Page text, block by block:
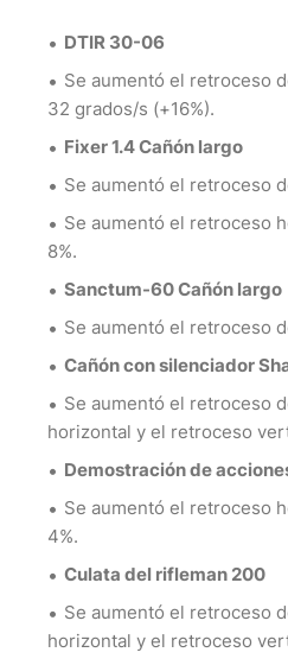
DTIR 30-06
Se aumentó el retroceso
32 grados/s (+16%).
Fixer 1.4 Cañón largo
Se aumentó el retroceso
Se aumentó el retroceso
8%.
Sanctum-60 Cañón largo
Se aumentó el retroceso
Cañón con silenciador
Se aumentó el retroceso
horizontal y el retroceso
Demostración de
Se aumentó el retroceso
4%.
Culata del rifleman 200
Se aumentó el retroceso
horizontal y el retroceso